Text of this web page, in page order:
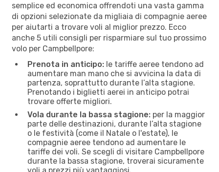
semplice ed economica offrendoti una vasta gamma
di opzioni selezionate da migliaia di compagnie aeree
per aiutarti a trovare voli al miglior prezzo. Ecco
anche 5 utili consigli per risparmiare sul tuo prossimo
volo per Campbellpore:
Prenota in anticipo: le tariffe aeree tendono ad
aumentare man mano che si avvicina la data di
partenza, soprattutto durante l’alta stagione.
Prenotando i biglietti aerei in anticipo potrai
trovare offerte migliori.
Vola durante la bassa stagione: per la maggior
parte delle destinazioni, durante l’alta stagione
o le festività (come il Natale o l'estate), le
compagnie aeree tendono ad aumentare le
tariffe dei voli. Se scegli di visitare Campbellpore
durante la bassa stagione, troverai sicuramente